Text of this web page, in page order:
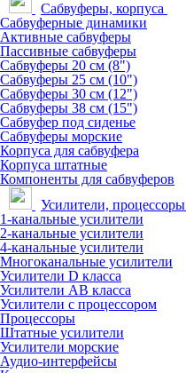
Сабвуферы, корпуса
Сабвуферные динамики
Активные сабвуферы
Пассивные сабвуферы
Сабвуферы 20 см (8")
Сабвуферы 25 см (10")
Сабвуферы 30 см (12")
Сабвуферы 38 см (15")
Сабвуфер под сиденье
Сабвуферы морские
Корпуса для сабвуфера
Корпуса штатные
Компоненты для сабвуферов
Усилители, процессоры
1-канальные усилители
2-канальные усилители
4-канальные усилители
Многоканальные усилители
Усилители D класса
Усилители АВ класса
Усилители с процессором
Процессоры
Штатные усилители
Усилители морские
Аудио-интерфейсы